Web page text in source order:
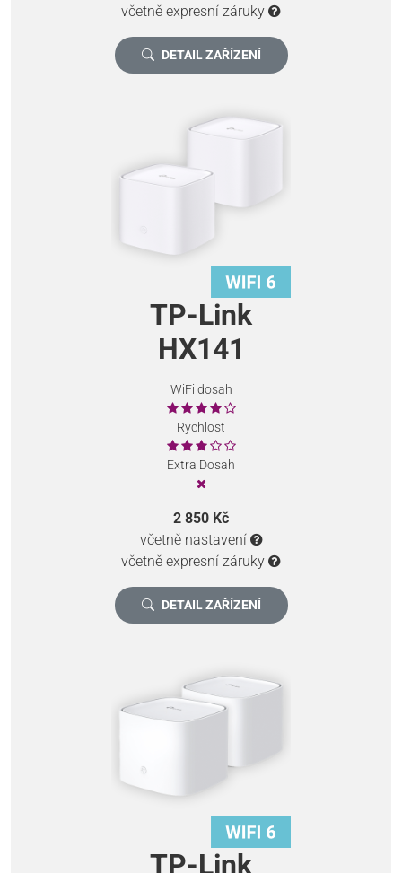
včetně expresní záruky
DETAIL ZAŘÍZENÍ
TP-Link
HX141
WiFi dosah
Rychlost
Extra Dosah
2 850 Kč
včetně nastavení
včetně expresní záruky
DETAIL ZAŘÍZENÍ
TP-Link